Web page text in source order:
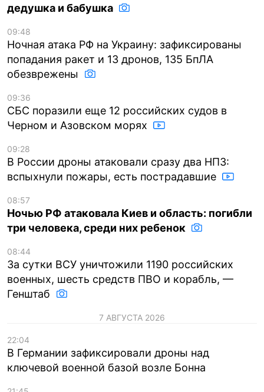
дедушка и бабушка
09:48
Ночная атака РФ на Украину: зафиксированы
попадания ракет и 13 дронов, 135 БпЛА
обезврежены
09:36
СБС поразили еще 12 российских судов в
Черном и Азовском морях
09:28
В России дроны атаковали сразу два НПЗ:
вспыхнули пожары, есть пострадавшие
08:57
Ночью РФ атаковала Киев и область: погибли
три человека, среди них ребенок
08:44
За сутки ВСУ уничтожили 1190 российских
военных, шесть средств ПВО и корабль, —
Генштаб
7 АВГУСТА 2026
22:04
В Германии зафиксировали дроны над
ключевой военной базой возле Бонна